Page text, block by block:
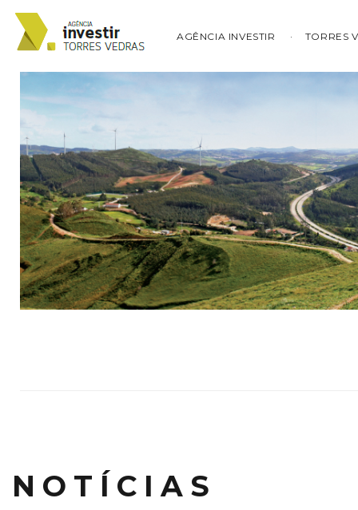
AGÊNCIA INVESTIR TORRES
NOTÍCIAS